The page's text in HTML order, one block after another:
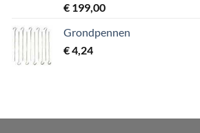
€199,00
Grondpennen
€4,24